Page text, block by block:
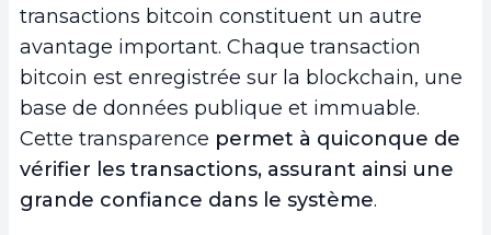
transactions bitcoin constituent un autre
avantage important. Chaque transaction
bitcoin est enregistrée sur la blockchain, une
base de données publique et immuable.
Cette transparence permet à quiconque de
vérifier les transactions, assurant ainsi une
grande confiance dans le système.